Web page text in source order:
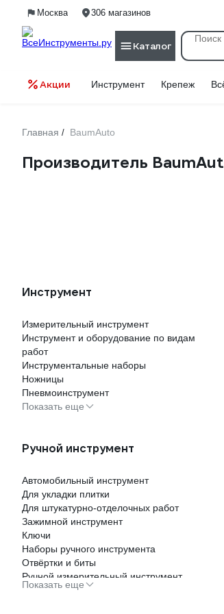
Москва 306 магазинов
Каталог
Акции Инструмент Крепеж
Главная / BaumAuto
Производитель
Инструмент
Измерительный инструмент
Инструмент и оборудование по видам
работ
Инструментальные наборы
Ножницы
Пневмоинструмент
Показать еще
Ручной инструмент
Автомобильный инструмент
Для укладки плитки
Для штукатурно-отделочных работ
Зажимной инструмент
Ключи
Наборы ручного инструмента
Отвёртки и биты
Ручной измерительный инструмент
Сантехнический инструмент
Показать еще